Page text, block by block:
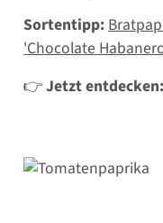
Sortentipp:
'Chocolate
👉Jetzt entdecken: